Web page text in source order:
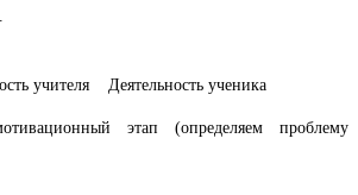
учителя Деятельность ученика
этап (определяем проблему